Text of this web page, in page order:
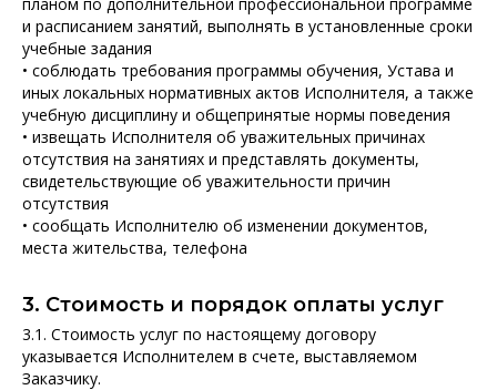
и расписанием занятий, выполнять в установленные сроки
учебные задания
• соблюдать требования программы обучения, Устава и
иных локальных нормативных актов Исполнителя, а также
учебную дисциплину и общепринятые нормы поведения
• извещать Исполнителя об уважительных причинах
отсутствия на занятиях и представлять документы,
свидетельствующие об уважительности причин
отсутствия
• сообщать Исполнителю об изменении документов,
места жительства, телефона
3. Стоимость и порядок оплаты услуг
3.1. Стоимость услуг по настоящему договору
указывается Исполнителем в счете, выставляемом
Заказчику.